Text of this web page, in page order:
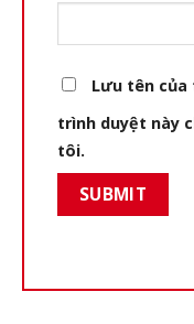
Lưu tên
trình duyệt này
tôi.